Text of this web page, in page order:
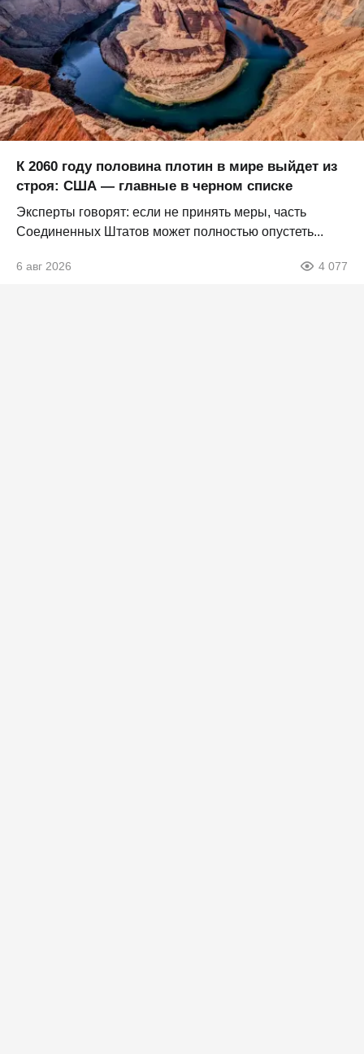
К 2060 году половина плотин в мире выйдет из
строя: США — главные в черном списке
Эксперты говорят: если не принять меры, часть
Соединенных Штатов может полностью опустеть...
6 авг 2026 4 077